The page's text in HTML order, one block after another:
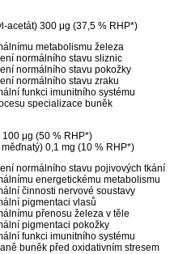
acetát) 300 μg (37,5 % RHP*)
metabolismu železa
normálního stavu sliznic
normálního stavu pokožky
normálního stavu zraku
funkci imunitního systému
specializace buněk
μg (50 % RHP*)
0,1 mg (10 % RHP*)
normálního stavu pojivových tkání
energetickému metabolismu
činnosti nervové soustavy
pigmentaci vlasů
přenosu železa v těle
pigmentaci pokožky
funkci imunitního systému
buněk před oxidativním stresem